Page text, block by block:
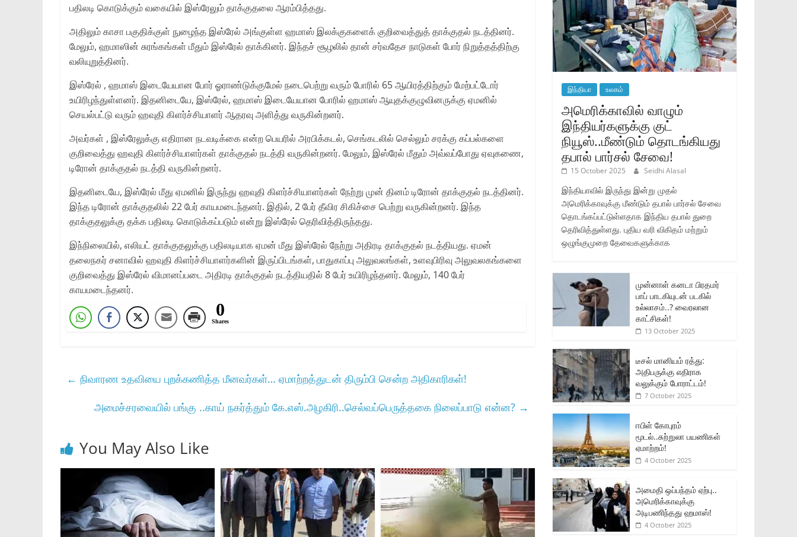
பதிலடி கொடுக்கும் வகையில் இஸ்ரேலும் தாக்குதலை ஆரம்பித்தது.
அதிலும் காசா பகுதிக்குள் நுழைந்த இஸ்ரேல் அங்குள்ள ஹமாஸ் இலக்குகளைக் குறிவைத்துத் தாக்குதல் நடத்தினர்.
மேலும், ஹமாஸின் சுரங்கங்கள் மீதும் இஸ்ரேல் தாக்கினர். இந்தச் சூழலில் தான் சர்வதேச நாடுகள் போர் நிறுத்தத்திற்கு
வலியுறுத்தினர்.
இஸ்ரேல் , ஹமாஸ் இடையேயான போர் ஓராண்டுக்குமேல் நடைபெற்று வரும் போரில் 65 ஆயிரத்திற்கும் மேற்பட்டோர்
உயிரிழந்துள்ளனர். இதனிடையே, இஸ்ரேல், ஹமாஸ் இடையேயான போரில் ஹமாஸ் ஆயுதக்குழுவினருக்கு ஏமனில்
செயல்பட்டு வரும் ஹவுதி கிளர்ச்சியாளர் ஆதரவு அளித்து வருகின்றனர்.
அவர்கள் , இஸ்ரேலுக்கு எதிரான நடவடிக்கை என்ற பெயரில் அரபிக்கடல், செங்கடலில் செல்லும் சரக்கு கப்பல்களை
குறிவைத்து ஹவுதி கிளர்ச்சியாளர்கள் தாக்குதல் நடத்தி வருகின்றனர். மேலும், இஸ்ரேல் மீதும் அவ்வப்போது ஏவுகணை,
டிரோன் தாக்குதல் நடத்தி வருகின்றனர்.
இதனிடையே, இஸ்ரேல் மீது ஏமனில் இருந்து ஹவுதி கிளர்ச்சியாளர்கள் நேற்று முன் தினம் டிரோன் தாக்குதல் நடத்தினர்.
இந்த டிரோன் தாக்குதலில் 22 பேர் காயமடைந்தனர். இதில், 2 பேர் தீவிர சிகிச்சை பெற்று வருகின்றனர். இந்த
தாக்குதலுக்கு தக்க பதிலடி கொடுக்கப்படும் என்று இஸ்ரேல் தெரிவித்திருந்தது.
இந்நிலையில், எலியட் தாக்குதலுக்கு பதிலடியாக ஏமன் மீது இஸ்ரேல் நேற்று அதிரடி தாக்குதல் நடத்தியது. ஏமன்
தலைநகர் சனாவில் ஹவுதி கிளர்ச்சியாளர்களின் இருப்பிடங்கள், பாதுகாப்பு அலுவலங்கள், உளவுபிரிவு அலுவலகங்களை
குறிவைத்து இஸ்ரேல் விமானப்படை அதிரடி தாக்குதல் நடத்தியதில் 8 பேர் உயிரிழந்தனர். மேலும், 140 பேர்
காயமடைந்தனர்.
0
Shares
← நிவாரண உதவியை புறக்கணித்த மீனவர்கள்… ஏமாற்றத்துடன் திரும்பி சென்ற அதிகாரிகள்!
அமைச்சரவையில் பங்கு ..காய் நகர்த்தும் கே.எஸ்.அழகிரி..செல்வப்பெருத்தகை நிலைப்பாடு என்ன? →
You May Also Like
இந்தியா உலகம்
அமெரிக்காவில் வாழும்
இந்தியர்களுக்கு குட்
நியூஸ்..மீண்டும் தொடங்கியது
தபால் பார்சல் சேவை!
15 October 2025 Seidhi Alasal
இந்தியாவில் இருந்து இன்று முதல்
அமெரிக்காவுக்கு மீண்டும் தபால் பார்சல் சேவை
தொடங்கப்பட்டுள்ளதாக இந்திய தபால் துறை
தெரிவித்துள்ளது. புதிய வரி விகிதம் மற்றும்
ஒழுங்குமுறை தேவைகளுக்காக
முன்னாள் கனடா பிரதமர்
பாப் பாடகியுடன் படகில்
உல்லாசம்..? வைரலான
காட்சிகள்!
13 October 2025
டீசல் மானியம் ரத்து:
அதிபருக்கு எதிராக
வலுக்கும் போராட்டம்!
7 October 2025
ஈபிள் கோபுரம்
மூடல்..சுற்றுலா பயணிகள்
ஏமாற்றம்!
4 October 2025
அமைதி ஒப்பந்தம் ஏற்பு..
அமெரிக்காவுக்கு
அடிபணிந்தது ஹமாஸ்!
4 October 2025